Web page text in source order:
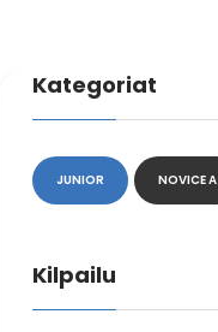
Kategoriat
JUNIOR NOVICE A
Kilpailu